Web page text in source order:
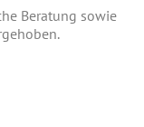
Beratung sowie